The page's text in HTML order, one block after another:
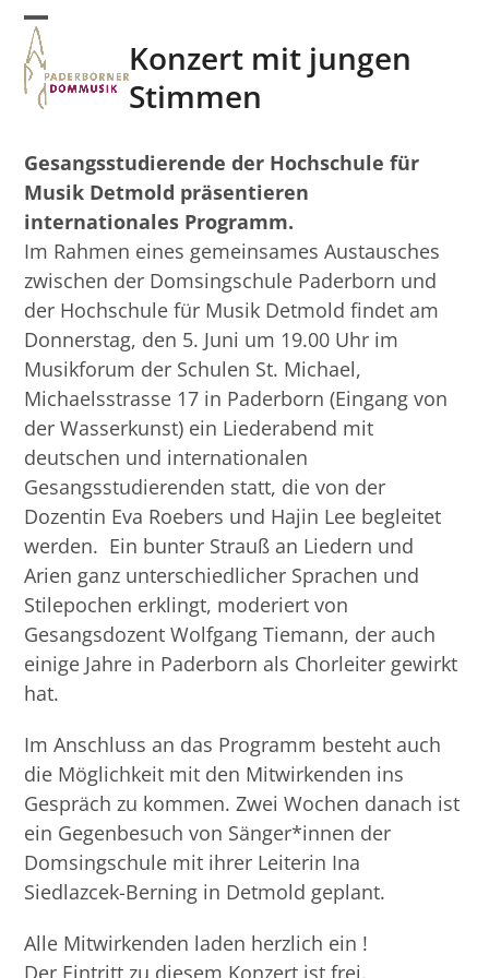
Skip
content
Open
mobile
menu
Close
mobile
menu
Konzert mit jungen
Stimmen
Gesangsstudierende der Hochschule für
Musik Detmold präsentieren
internationales Programm.
Im Rahmen eines gemeinsames Austausches
zwischen der Domsingschule Paderborn und
der Hochschule für Musik Detmold findet am
Donnerstag, den 5. Juni um 19.00 Uhr im
Musikforum der Schulen St. Michael,
Michaelsstrasse 17 in Paderborn (Eingang von
der Wasserkunst) ein Liederabend mit
deutschen und internationalen
Gesangsstudierenden statt, die von der
Dozentin Eva Roebers und Hajin Lee begleitet
werden. Ein bunter Strauß an Liedern und
Arien ganz unterschiedlicher Sprachen und
Stilepochen erklingt, moderiert von
Gesangsdozent Wolfgang Tiemann, der auch
einige Jahre in Paderborn als Chorleiter gewirkt
hat.
Im Anschluss an das Programm besteht auch
die Möglichkeit mit den Mitwirkenden ins
Gespräch zu kommen. Zwei Wochen danach ist
ein Gegenbesuch von Sänger*innen der
Domsingschule mit ihrer Leiterin Ina
Siedlazcek-Berning in Detmold geplant.
Alle Mitwirkenden laden herzlich ein !
Der Eintritt zu diesem Konzert ist frei.